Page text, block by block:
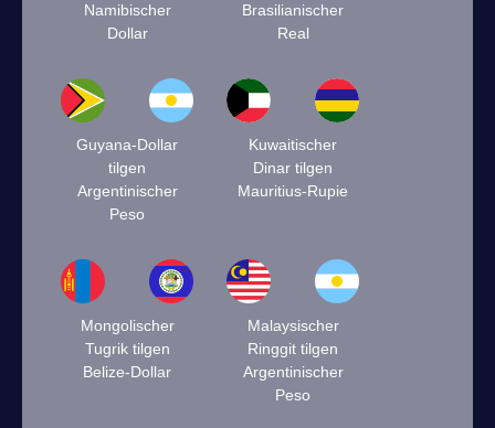
Namibischer
Dollar
Brasilianischer
Real
Guyana-Dollar
tilgen
Argentinischer
Peso
Kuwaitischer
Dinar tilgen
Mauritius-Rupie
Mongolischer
Tugrik tilgen
Belize-Dollar
Malaysischer
Ringgit tilgen
Argentinischer
Peso